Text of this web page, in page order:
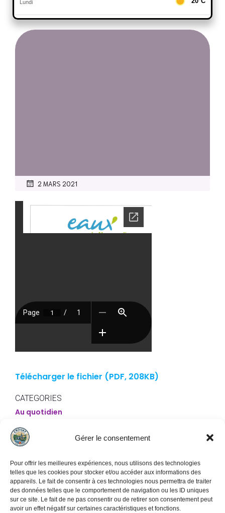
Gérer le consentement
Pour offrir les meilleures expériences, nous utilisons des technologies
telles que les cookies pour stocker et/ou accéder aux informations des
appareils. Le fait de consentir à ces technologies nous permettra de traiter
des données telles que le comportement de navigation ou les ID uniques
sur ce site. Le fait de ne pas consentir ou de retirer son consentement peut
avoir un effet négatif sur certaines caractéristiques et fonctions.
2 MARS 2021
Télécharger le fichier (PDF, 208KB)
CATEGORIES
Au quotidien
Page précédente Page Suivante
Commune de Crouay